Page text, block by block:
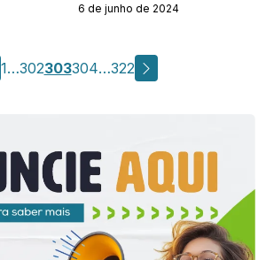
6 de junho de 2024
Paginação
Página
1…Página
302Página
303Página
304…Página
322